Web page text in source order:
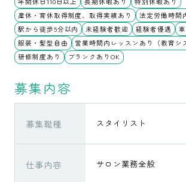
産休・育休取得制度、取得実績あり
法定労働時間
駅から徒歩5分以内
未経験者歓迎 経験者優遇
服装・髪型自由
営業時間内レッスンあり（教育シ
研修制度あり
ブランクありOK
募集内容
募集職種 スタイリスト
仕事内容 サロン業務全般